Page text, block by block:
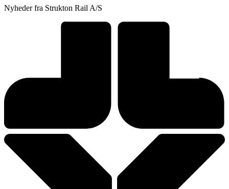
Nyheder fra Strukton Rail A/S